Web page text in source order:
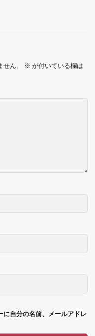
ん。 ※ が付いている欄は
に自分の名前、メールアドレ